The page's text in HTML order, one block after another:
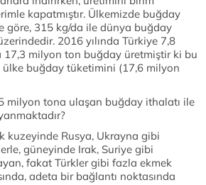
kapatmıştır. Ülkemizde buğday
göre, 315 kg/da ile dünya buğday
2016 yılında Türkiye 7,8
milyon ton buğday üretmiştir ki bu
ülke buğday tüketimini (17,6 milyon
milyon tona ulaşan buğday ithalatı ile
kuzeyinde Rusya, Ukrayna gibi
güneyinde Irak, Suriye gibi
fakat Türkler gibi fazla ekmek
adeta bir bağlantı noktasında